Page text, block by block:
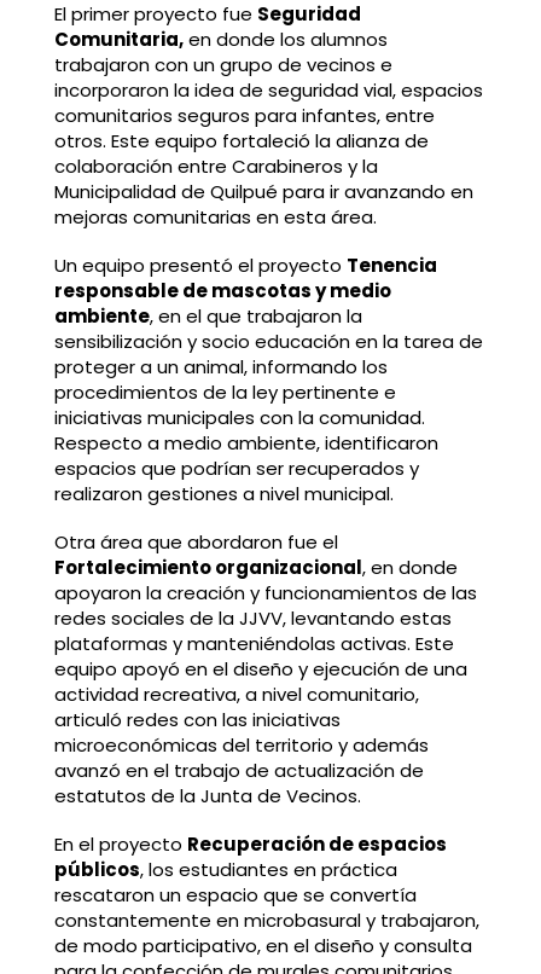
El primer proyecto fue Seguridad
Comunitaria,en donde los alumnos
trabajaron con un grupo de vecinos e
incorporaron la idea de seguridad vial, espacios
comunitarios seguros para infantes, entre
otros. Este equipo fortaleció la alianza de
colaboración entre Carabineros y la
Municipalidad de Quilpué para ir avanzando en
mejoras comunitarias en esta área.
Un equipo presentó el proyecto Tenencia
responsable de mascotas y medio
ambiente, en el que trabajaron la
sensibilización y socio educación en la tarea de
proteger a un animal, informando los
procedimientos de la ley pertinente e
iniciativas municipales con la comunidad.
Respecto a medio ambiente, identificaron
espacios que podrían ser recuperados y
realizaron gestiones a nivel municipal.
Otra área que abordaron fue el
Fortalecimiento organizacional, en donde
apoyaron la creación y funcionamientos de las
redes sociales de la JJVV, levantando estas
plataformas y manteniéndolas activas. Este
equipo apoyó en el diseño y ejecución de una
actividad recreativa, a nivel comunitario,
articuló redes con las iniciativas
microeconómicas del territorio y además
avanzó en el trabajo de actualización de
estatutos de la Junta de Vecinos.
En el proyecto Recuperación de espacios
públicos, los estudiantes en práctica
rescataron un espacio que se convertía
constantemente en microbasural y trabajaron,
de modo participativo, en el diseño y consulta